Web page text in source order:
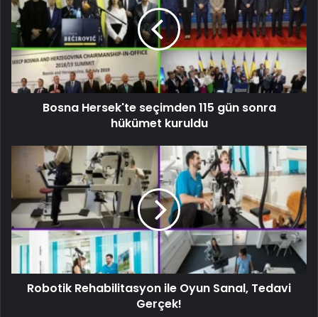
Bosna Hersek'te seçimden 115 gün sonra
hükümet kuruldu
Robotik Rehabilitasyon ile Oyun Sanal, Tedavi
Gerçek!